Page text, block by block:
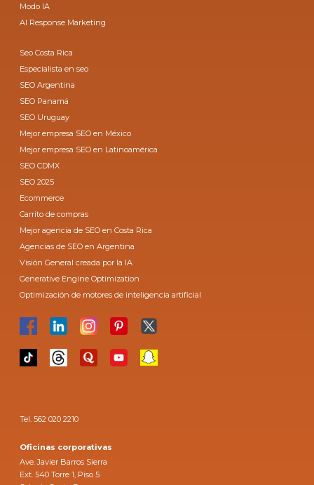
Modo IA
AI Response Marketing
Seo Costa Rica
Especialista en seo
SEO Argentina
SEO Panamá
SEO Uruguay
Mejor empresa SEO en México
Mejor empresa SEO en Latinoamérica
SEO CDMX
SEO 2025
Ecommerce
Carrito de compras
Mejor agencia de SEO en Costa Rica
Agencias de SEO en Argentina
Visión General creada por la IA
Generative Engine Optimization
Optimización de motores de inteligencia artificial
Tel. 562 020 2210
Oficinas corporativas
Ave. Javier Barros Sierra
Ext. 540 Torre 1, Piso 5